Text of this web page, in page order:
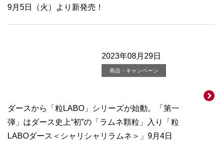
9月5日（火）より新発売！
2023年08月29日
商品・キャンペーン
ダースから「粒LABO」シリーズが始動。「第一
弾」はダース史上“初”の「ラムネ顆粒」入り「粒
LABOダース＜シャリシャリラムネ＞」9月4日